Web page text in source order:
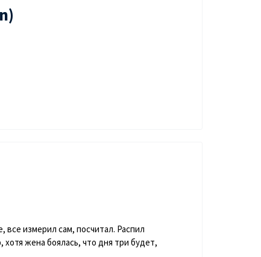
измерил сам, посчитал. Распил
жена боялась, что дня три будет,